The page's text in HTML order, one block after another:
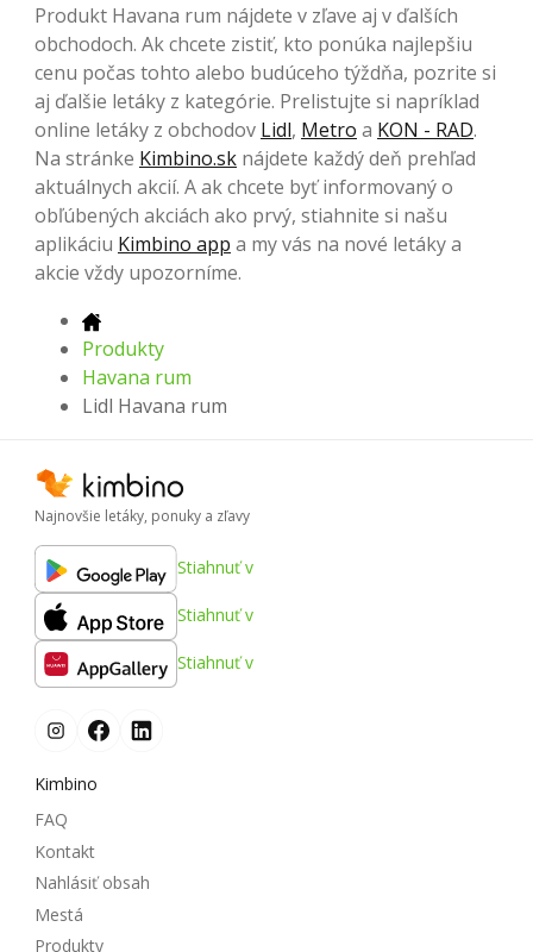
Produkt Havana rum nájdete v zľave aj v ďalších
obchodoch. Ak chcete zistiť, kto ponúka najlepšiu
cenu počas tohto alebo budúceho týždňa, pozrite si
aj ďalšie letáky z kategórie. Prelistujte si napríklad
online letáky z obchodov Lidl, Metro a KON - RAD.
Na stránke Kimbino.sk nájdete každý deň prehľad
aktuálnych akcií. A ak chcete byť informovaný o
obľúbených akciách ako prvý, stiahnite si našu
aplikáciu Kimbino app a my vás na nové letáky a
akcie vždy upozorníme.
Produkty
Havana rum
Lidl Havana rum
Najnovšie letáky, ponuky a zľavy
Stiahnuť v
Stiahnuť v
Stiahnuť v
Kimbino
FAQ
Kontakt
Nahlásiť obsah
Mestá
Produkty